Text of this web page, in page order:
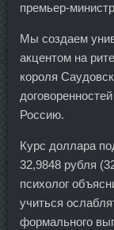
премьер-
Мы создаем
акцентом на
короля
Россию.
Курс доллара
32,9848 рубля
психолог
учиться
формального